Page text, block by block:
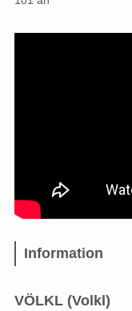
Information
VÖLKL (Volkl)